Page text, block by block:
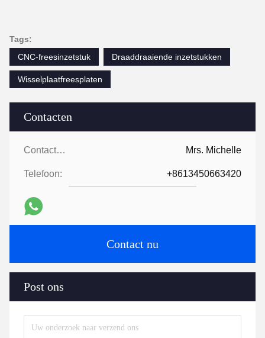
Contacten
Contacten: Mrs. Michelle
Telefoon: +8613450663420
Contact nu
Post ons
Tags:
CNC-freesinzetstuk
Draaddraaiende inzetstukken
Wisselplaatfreesplaten